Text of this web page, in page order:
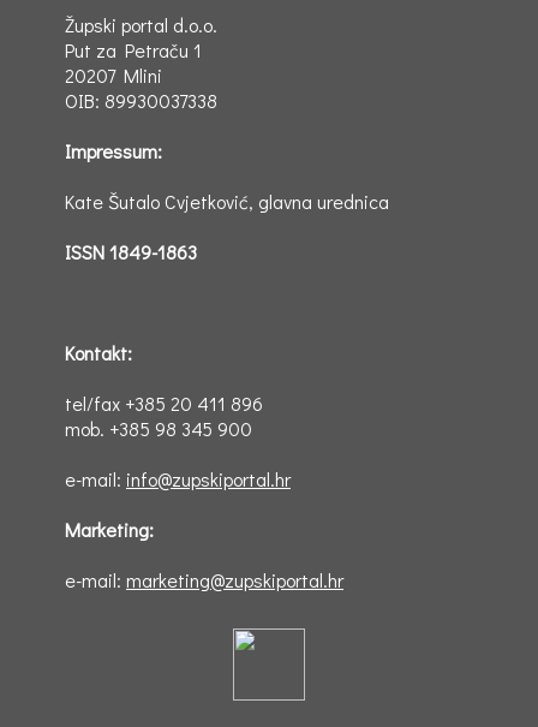
Župski portal d.o.o.
Put za Petraču 1
20207 Mlini
OIB: 89930037338
Impressum:
Kate Šutalo Cvjetković, glavna urednica
ISSN 1849-1863
Kontakt:
tel/fax +385 20 411 896
mob. +385 98 345 900
e-mail: info@zupskiportal.hr
Marketing:
e-mail: marketing@zupskiportal.hr